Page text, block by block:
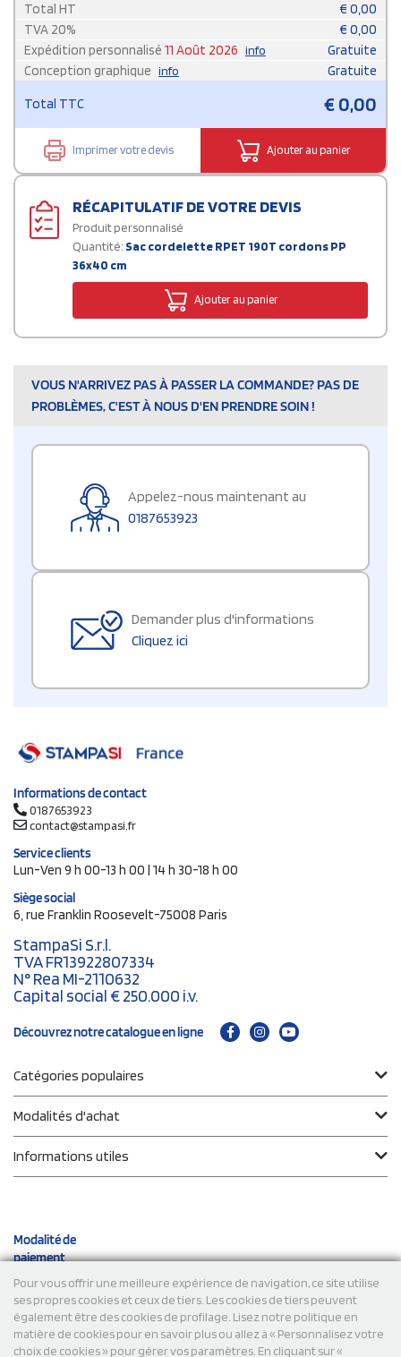
Pour vous offrir une meilleure expérience de navigation, ce site utilise
ses propres cookies et ceux de tiers. Les cookies de tiers peuvent
également être des cookies de profilage. Lisez notre politique en
matière de cookies pour en savoir plus ou allez à « Personnalisez votre
choix de cookies » pour gérer vos paramètres. En cliquant sur «
Total HT
€ 0,00
TVA 20% € 0,00
Expédition personnalisé 11 Août 2026 info
Gratuite
Conception graphique info Gratuite
Total TTC €0,00
Imprimer votre devis Ajouter au panier
RÉCAPITULATIF DE VOTRE DEVIS
Produit personnalisé
Quantité: Sac cordelette RPET 190T cordons PP
36x40 cm
Ajouter au panier
VOUS N'ARRIVEZ PAS À PASSER LA COMMANDE? PAS DE
PROBLÈMES, C'EST À NOUS D'EN PRENDRE SOIN !
Appelez-nous maintenant au
0187653923
Demander plus d'informations
Cliquez ici
Informations de contact
0187653923
contact@stampasi.fr
Service clients
Lun-Ven 9 h 00-13 h 00 | 14 h 30-18 h 00
Siège social
6, rue Franklin Roosevelt-75008 Paris
StampaSi S.r.l.
TVA FR13922807334
N° Rea MI-2110632
Capital social € 250.000 i.v.
Découvrez notre catalogue en ligne
Catégories populaires
Modalités d'achat
Informations utiles
Modalité de
paiement
Expéditions